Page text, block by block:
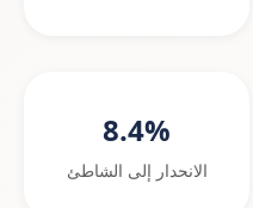
8.4%
الانحدار إلى الشاطئ